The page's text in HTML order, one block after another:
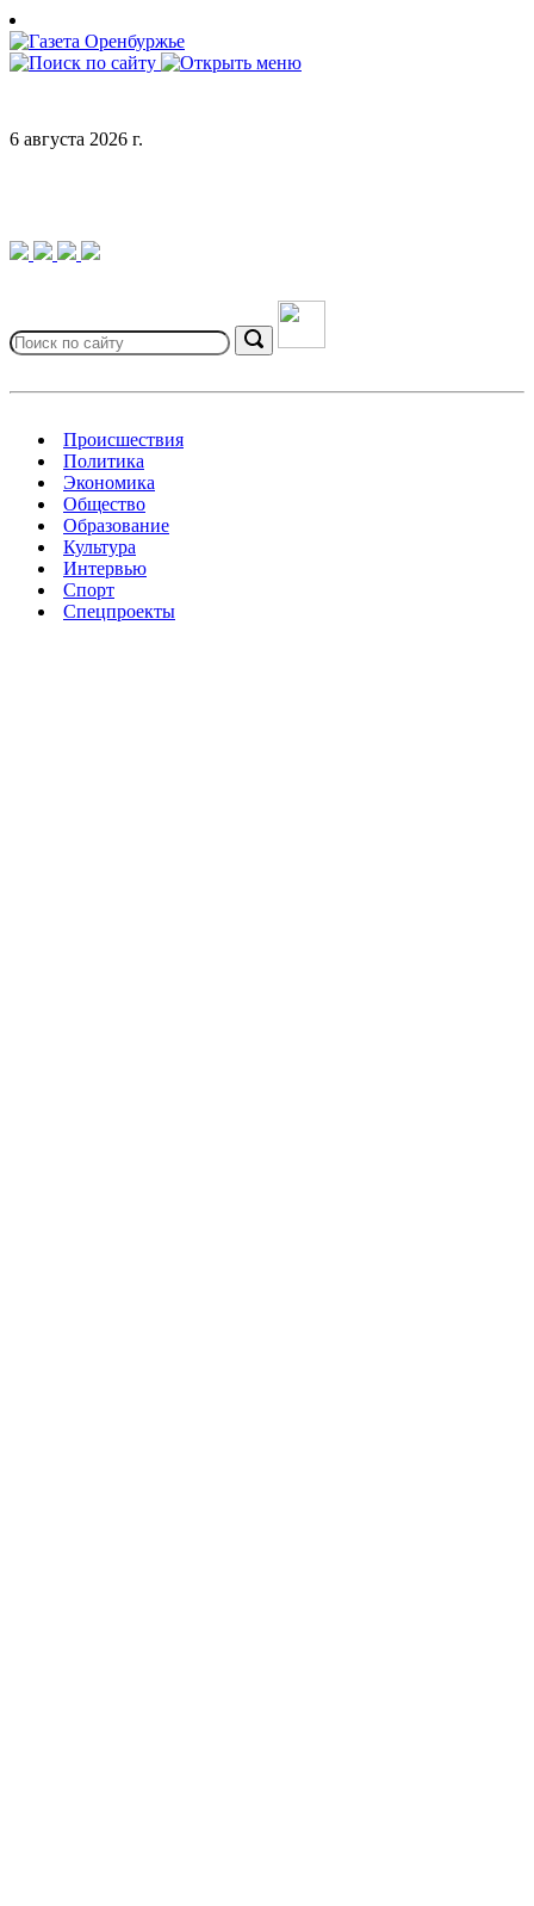
Skip
to
content
6 августа 2026 г.
for:
Search
Происшествия
Политика
Экономика
Общество
Образование
Культура
Интервью
Спорт
Спецпроекты